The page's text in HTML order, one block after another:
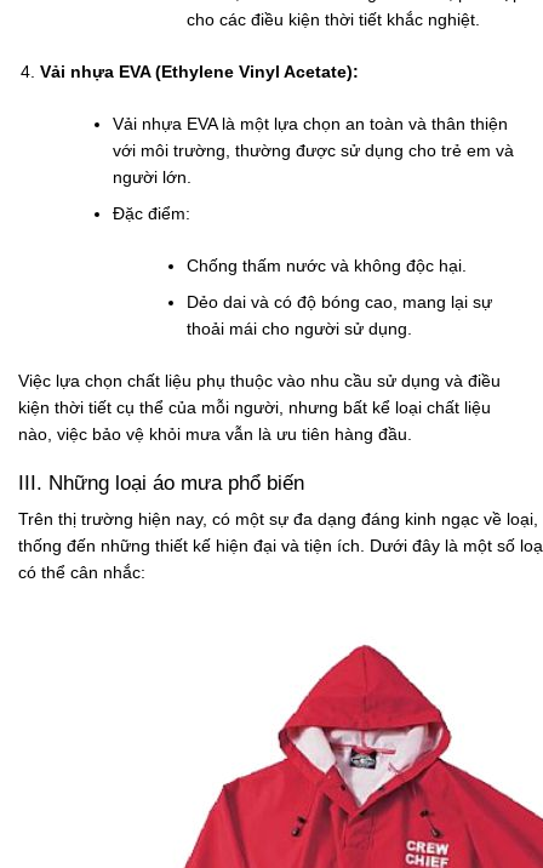
cho các điều kiện thời tiết khắc nghiệt.
Vải nhựa EVA (Ethylene Vinyl Acetate):
Vải nhựa EVA là một lựa chọn an toàn và thân thiện
với môi trường, thường được sử dụng cho trẻ em và
người lớn.
Đặc điểm:
Chống thấm nước và không độc hại.
Dẻo dai và có độ bóng cao, mang lại sự
thoải mái cho người sử dụng.
Việc lựa chọn chất liệu phụ thuộc vào nhu cầu sử dụng và điều
kiện thời tiết cụ thể của mỗi người, nhưng bất kể loại chất liệu
nào, việc bảo vệ khỏi mưa vẫn là ưu tiên hàng đầu.
III. Những loại áo mưa phổ biến
Trên thị trường hiện nay, có một sự đa dạng đáng kinh ngạc về
thống đến những thiết kế hiện đại và tiện ích. Dưới đây là một số
có thể cân nhắc: